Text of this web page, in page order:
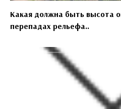
Какая должна быть высота
перепадах рельефа..